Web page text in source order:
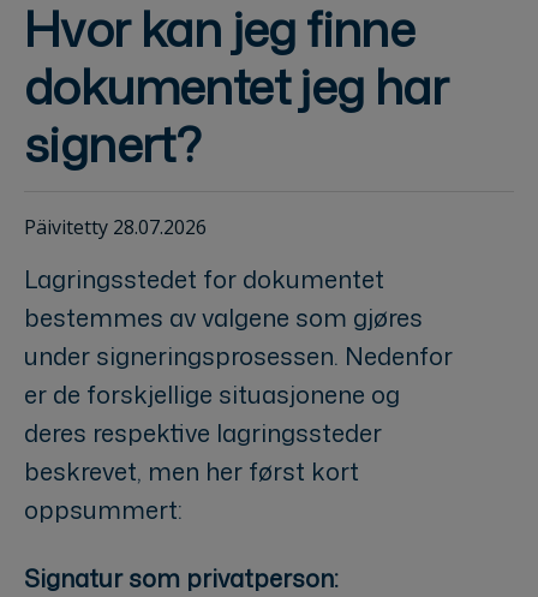
Hvor kan jeg finne
dokumentet jeg har
signert?
Päivitetty 28.07.2026
Lagringsstedet for dokumentet
bestemmes av valgene som gjøres
under signeringsprosessen. Nedenfor
er de forskjellige situasjonene og
deres respektive lagringssteder
beskrevet, men her først kort
oppsummert:
Signatur som privatperson: